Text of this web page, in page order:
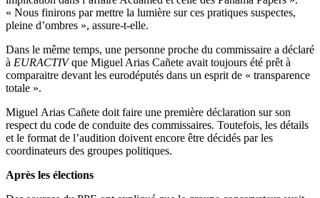
« Nous finirons par mettre la lumière sur ces pratiques suspectes,
pleine d’ombres », assure-t-elle.
Dans le même temps, une personne proche du commissaire a déclaré
à EURACTIVque Miguel Arias Cañete avait toujours été prêt à
comparaitre devant les eurodéputés dans un esprit de « transparence
totale ».
Miguel Arias Cañete doit faire une première déclaration sur son
respect du code de conduite des commissaires. Toutefois, les détails
et le format de l’audition doivent encore être décidés par les
coordinateurs des groupes politiques.
Après les élections